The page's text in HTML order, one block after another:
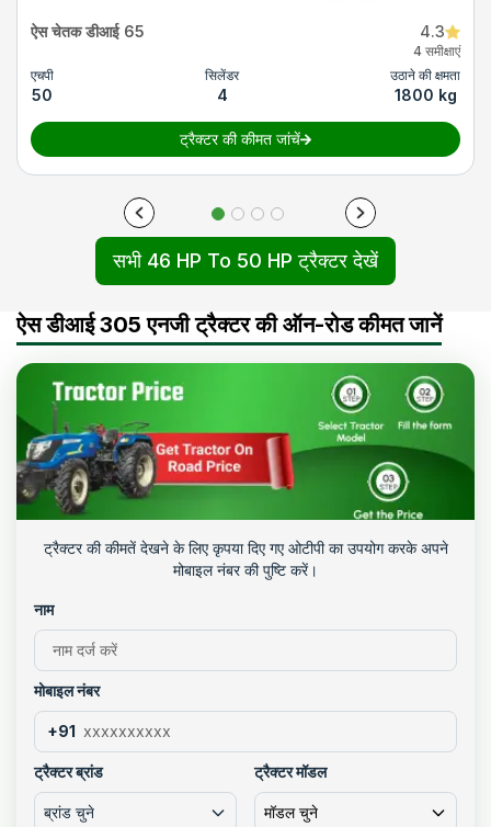
ऐस चेतक डीआई 65 4.3
4 समीक्षाएं
एचपी
50
सिलेंडर
4
उठाने की क्षमता
1800 kg
ट्रैक्टर की कीमत जांचें
सभी 46 HP To 50 HP ट्रैक्टर देखें
ऐस डीआई 305 एनजी ट्रैक्टर की ऑन-रोड कीमत जानें
ट्रैक्टर की कीमतें देखने के लिए कृपया दिए गए ओटीपी का उपयोग करके अपने
मोबाइल नंबर की पुष्टि करें।
नाम
मोबाइल नंबर
+91
ट्रैक्टर ब्रांड
ब्रांड चुने
ट्रैक्टर मॉडल
मॉडल चुने